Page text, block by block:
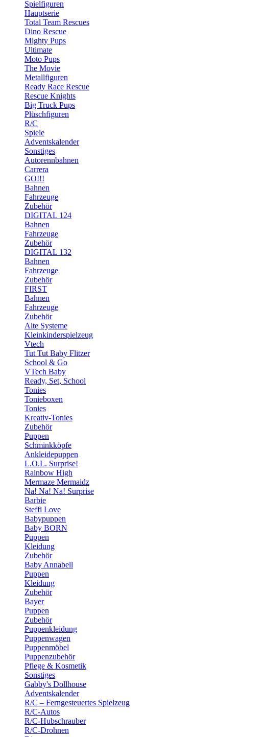
Spielfiguren
Hauptserie
Total Team Rescues
Dino Rescue
Mighty Pups
Ultimate
Moto Pups
The Movie
Metallfiguren
Ready Race Rescue
Rescue Knights
Big Truck Pups
Plüschfiguren
R/C
Spiele
Adventskalender
Sonstiges
Autorennbahnen
Carrera
GO!!!
Bahnen
Fahrzeuge
Zubehör
DIGITAL 124
Bahnen
Fahrzeuge
Zubehör
DIGITAL 132
Bahnen
Fahrzeuge
Zubehör
FIRST
Bahnen
Fahrzeuge
Zubehör
Alte Systeme
Kleinkinderspielzeug
Vtech
Tut Tut Baby Flitzer
School & Go
VTech Baby
Ready, Set, School
Tonies
Tonieboxen
Tonies
Kreativ-Tonies
Zubehör
Puppen
Schminkköpfe
Ankleidepuppen
L.O.L. Surprise!
Rainbow High
Mermaze Mermaidz
Na! Na! Na! Surprise
Barbie
Steffi Love
Babypuppen
Baby BORN
Puppen
Kleidung
Zubehör
Baby Annabell
Puppen
Kleidung
Zubehör
Bayer
Puppen
Zubehör
Puppenkleidung
Puppenwagen
Puppenmöbel
Puppenzubehör
Pflege & Kosmetik
Sonstiges
Gabby's Dollhouse
Adventskalender
R/C – Ferngesteuertes Spielzeug
R/C-Autos
R/C-Hubschrauber
R/C-Drohnen